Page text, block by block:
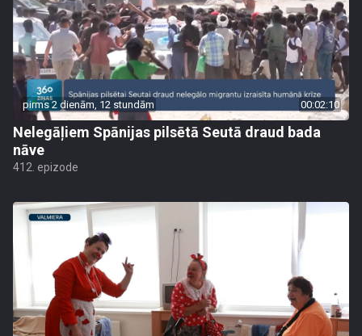
pirms 2 dienām, 12 stundām 00:02:10
Nelegāļiem Spānijas pilsētā Seutā draud bada
nāve
412. epizode